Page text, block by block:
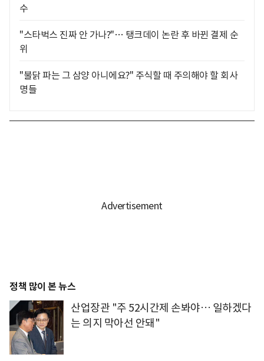
수
"스타벅스 진짜 안 가나?"… 탱크데이 논란 후 바뀐 결제 순
위
"불닭 파는 그 삼양 아니에요?" 주식할 때 주의해야 할 회사
명들
정책 많이 본 뉴스
산업장관 "주 52시간제 손봐야… 일하겠다
는 의지 막아선 안돼"